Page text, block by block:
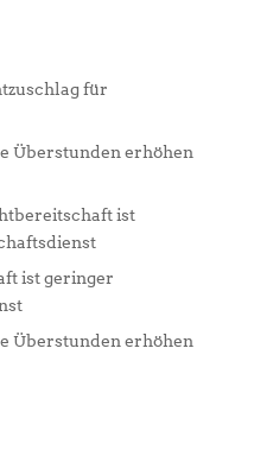
für
Überstunden erhöhen
ist
ist geringer
Überstunden erhöhen